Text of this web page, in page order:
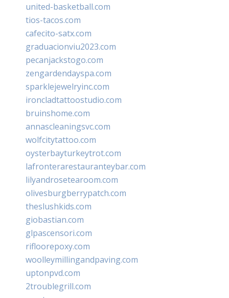
united-basketball.com
tios-tacos.com
cafecito-satx.com
graduacionviu2023.com
pecanjackstogo.com
zengardendayspa.com
sparklejewelryinc.com
ironcladtattoostudio.com
bruinshome.com
annascleaningsvc.com
wolfcitytattoo.com
oysterbayturkeytrot.com
lafronterarestauranteybar.com
lilyandrosetearoom.com
olivesburgberrypatch.com
theslushkids.com
giobastian.com
glpascensori.com
rifloorepoxy.com
woolleymillingandpaving.com
uptonpvd.com
2troublegrill.com